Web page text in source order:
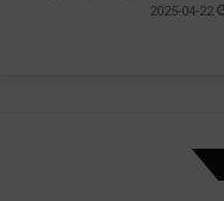
2025-04-22